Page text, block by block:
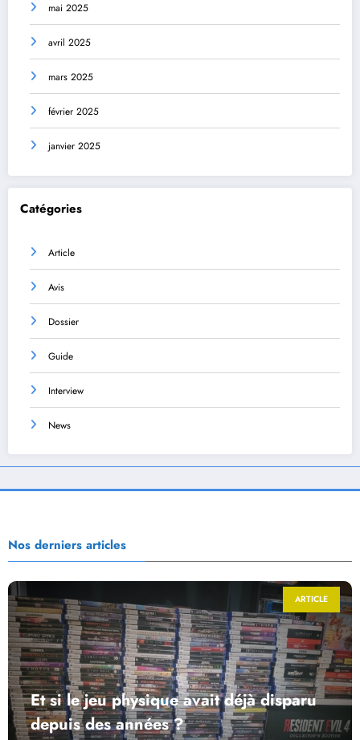
mai 2025
avril 2025
mars 2025
février 2025
janvier 2025
Catégories
Article
Avis
Dossier
Guide
Interview
News
Nos derniers articles
ARTICLE
Et si le jeu physique avait déjà disparu
depuis des années ?